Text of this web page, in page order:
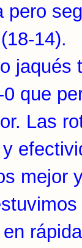
pero
14).
que
Las
mejor